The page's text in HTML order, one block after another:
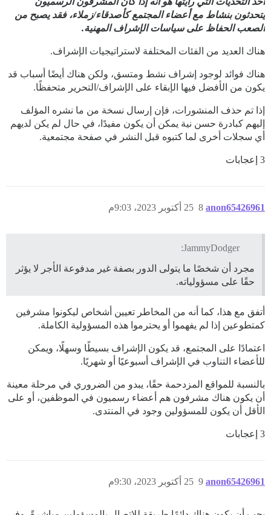
يتحدثون بنشاط مع أعضاء المجتمع كأصدقاء/زملاء، فقد يصبح من
الصعب الحفاظ على سياسات الإشراف المهنية.
هناك العديد من الفئات المختلفة لاستراتيجيات الإشراف.
هناك فوائد لوجود إشراف نشط ومتسق، ولكن هناك أيضًا أسباب قد
يكون من الأفضل فيها الإبقاء على الإشراف/التحرير متحفظًا.
إذا تم حذف المنشورات، فإن إرسال نسخة من ما نشره المؤلف
إليهم كبادرة حسن نية يمكن أن يكون مفيدًا، في حال لم يكن لديهم
أي سجلات أخرى لما كتبوه قبل النشر في صفحة مجتمعية.
3 إعجابات
anon65426961 25 أكتوبر 2023، 9:03م 8
JammyDodger:
مجرد أن شخصًا ما يتولى الدور بصفة غير مدفوعة الأجر لا يؤثر
حقًا على مسؤولياته.
أتفق مع هذا، كما أنه من المخاطر تعيين أشخاص ليكونوا مشرفين
كمتطوعين إذا لم يفهموا أو يحترموا هذه المسؤولية الكاملة.
اعتمادًا على المجتمع، قد يكون الإشراف بسيطًا وسهلًا، ويمكن
للأعضاء التناوب في الإشراف أسبوعيًا أو شهريًا.
بالنسبة للمواقع المزدحمة حقًا، يبدو من الضروري في مرحلة معينة
أن يكون هناك مشرفون هم أعضاء رسميون في الموظفين، أو على
الأقل أن يكون للمسؤولين وجود في المنتدى.
3 إعجابات
anon65426961 25 أكتوبر 2023، 9:30م 9